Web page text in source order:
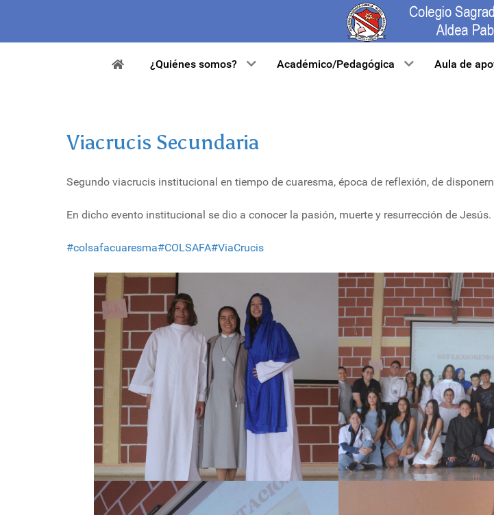
¿Quiénes somos? Académico/Pedagógica Aula de
Viacrucis Secundaria
Segundo viacrucis institucional en tiempo de cuaresma, época de reflexión, de
En dicho evento institucional se dio a conocer la pasión, muerte y resurrección de Jesús.
#colsafacuaresma#COLSAFA#ViaCrucis